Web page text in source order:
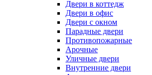
Двери в коттедж
Двери в офис
Двери с окном
Парадные двери
Противопожарные
Арочные
Уличные двери
Внутренние двери